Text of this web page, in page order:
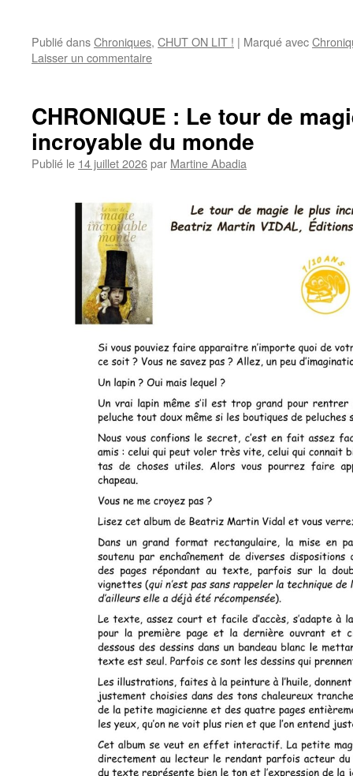
Publié dansChroniques, CHUT ON LIT ! | Marqué avec
Laisser un commentaire
CHRONIQUE : Le tour de
incroyable du monde
Publié le 14 juillet 2026par Martine Abadia